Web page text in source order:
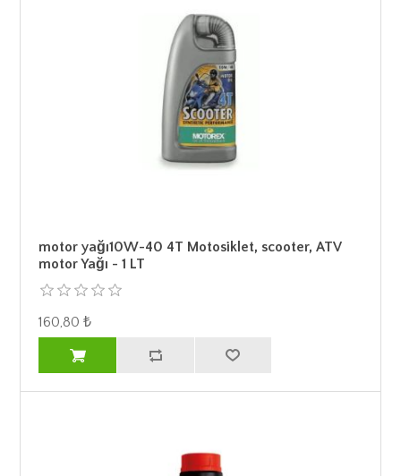
motor yağı10W-40 4T Motosiklet, scooter, ATV
motor Yağı - 1 LT
160,80 ₺